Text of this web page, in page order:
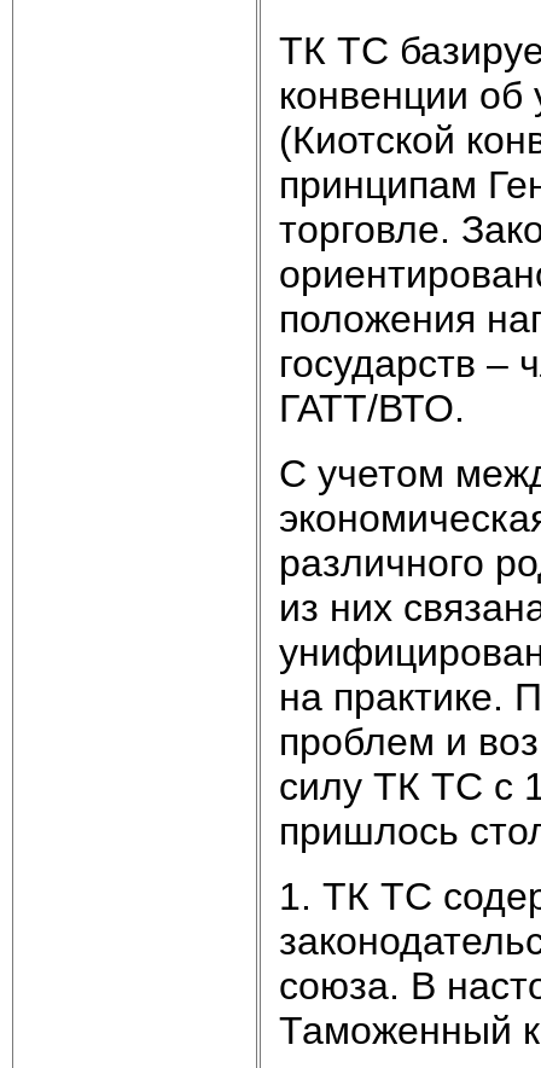
ТК ТС
конвенции
(Киотской
принципам
торговле.
положения
государств –
ГАТТ/ВТО.
С учетом
различного
из них
на практике.
проблем и
силу ТК ТС с
пришлось
1. ТК ТС
союза. В
Таможенный